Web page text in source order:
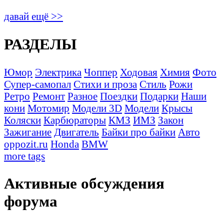
давай ещё >>
РАЗДЕЛЫ
Юмор Электрика Чоппер Ходовая Химия Фото
Супер-самопал Стихи и проза Стиль Рожи
Ретро Ремонт Разное Поездки Подарки Наши
кони Мотомир Модели 3D Модели Крысы
Коляски Карбюраторы КМЗ ИМЗ Закон
Зажигание Двигатель Байки про байки Авто
oppozit.ru Honda BMW
more tags
Активные обсуждения
форума